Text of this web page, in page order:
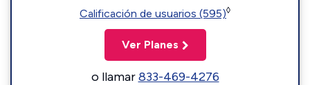
Calificación de usuarios (595)◊
Ver Planes
o llamar833-469-4276